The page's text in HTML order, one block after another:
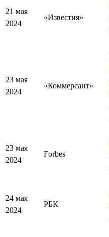
21 мая
2024
«Известия»
23 мая
2024
«Коммерсант»
23 мая
2024
Forbes
24 мая
2024
РБК